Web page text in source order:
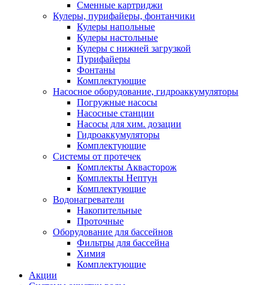
Сменные картриджи
Кулеры, пурифайеры, фонтанчики
Кулеры напольные
Кулеры настольные
Кулеры с нижней загрузкой
Пурифайеры
Фонтаны
Комплектующие
Насосное оборудование, гидроаккумуляторы
Погружные насосы
Насосные станции
Насосы для хим. дозации
Гидроаккумуляторы
Комплектующие
Системы от протечек
Комплекты Аквасторож
Комплекты Нептун
Комплектующие
Водонагреватели
Накопительные
Проточные
Оборудование для бассейнов
Фильтры для бассейна
Химия
Комплектующие
Акции